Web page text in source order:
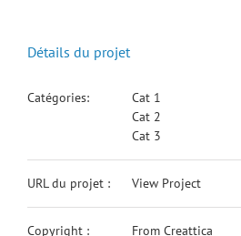
Détails du projet
Catégories:
Cat 1
Cat 2
Cat 3
URL du projet : View Project
Copyright : From Creattica